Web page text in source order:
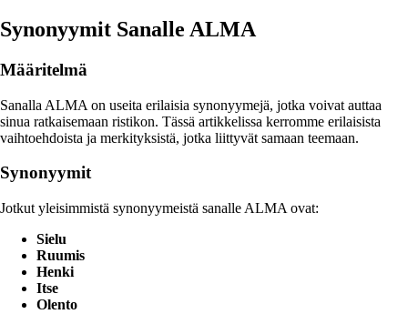
Synonyymit Sanalle ALMA
Määritelmä
Sanalla ALMA on useita erilaisia synonyymejä, jotka voivat auttaa
sinua ratkaisemaan ristikon. Tässä artikkelissa kerromme erilaisista
vaihtoehdoista ja merkityksistä, jotka liittyvät samaan teemaan.
Synonyymit
Jotkut yleisimmistä synonyymeistä sanalle ALMA ovat:
Sielu
Ruumis
Henki
Itse
Olento